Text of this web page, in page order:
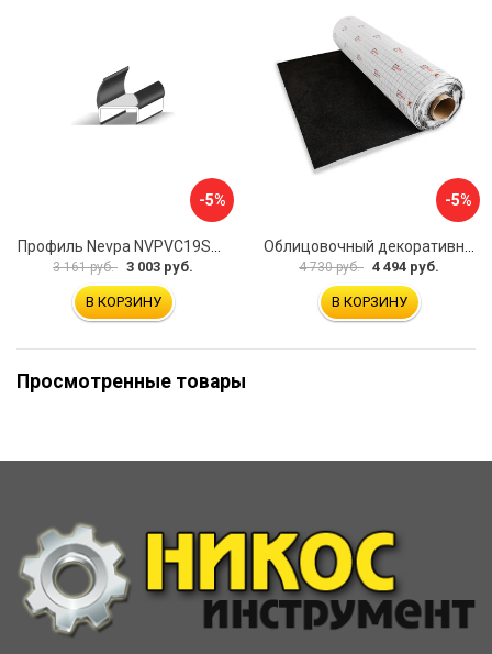
-5%
Профиль Nevpa NVPVC19SB5000
3 161 руб. 3 003 руб.
В КОРЗИНУ
-5%
Облицовочный декоративный материал Шумофф Акустик БП000000504
4 730 руб. 4 494 руб.
В КОРЗИНУ
Просмотренные товары